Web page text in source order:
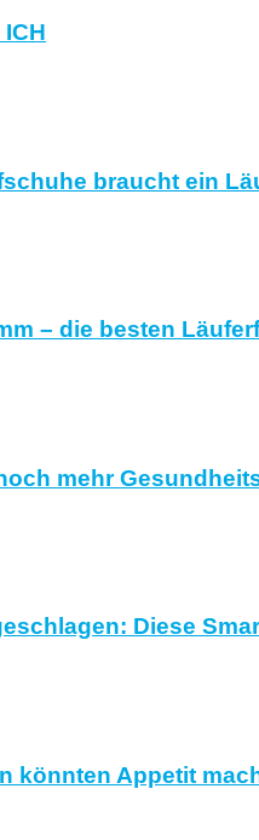
braucht ein
– die besten
mehr
Diese
könnten Appetit